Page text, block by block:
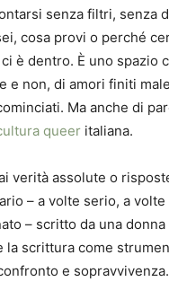
senza filtri, senza
cosa provi o perché
è dentro. È uno spazio
e non, di amori finiti
Ma anche di
queer italiana.
verità assolute o
– a volte serio, a
– scritto da una
la scrittura come
e sopravvivenza.